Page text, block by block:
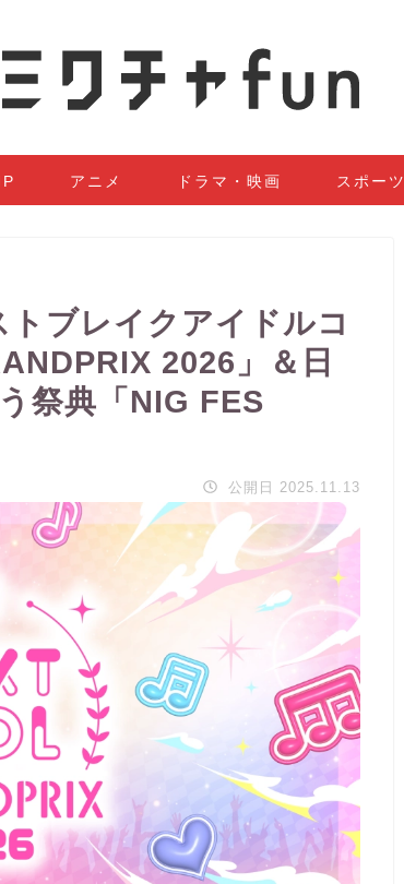
アニメ ドラマ・映画 スポーツ
ブレイクアイドルコ
2026」＆日
祭典「NIG FES
公開日 2025.11.13